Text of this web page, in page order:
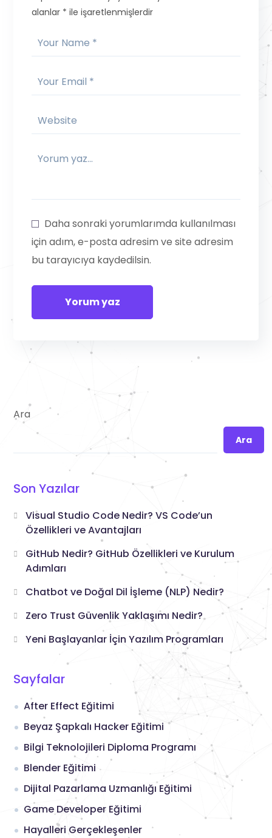
alanlar * ile işaretlenmişlerdir
Daha sonraki yorumlarımda kullanılması
için adım, e-posta adresim ve site adresim
bu tarayıcıya kaydedilsin.
Ara
Ara
Son Yazılar
Visual Studio Code Nedir? VS Code’un
Özellikleri ve Avantajları
GitHub Nedir? GitHub Özellikleri ve Kurulum
Adımları
Chatbot ve Doğal Dil İşleme (NLP) Nedir?
Zero Trust Güvenlik Yaklaşımı Nedir?
Yeni Başlayanlar İçin Yazılım Programları
Sayfalar
After Effect Eğitimi
Beyaz Şapkalı Hacker Eğitimi
Bilgi Teknolojileri Diploma Programı
Blender Eğitimi
Dijital Pazarlama Uzmanlığı Eğitimi
Game Developer Eğitimi
Hayalleri Gerçekleşenler